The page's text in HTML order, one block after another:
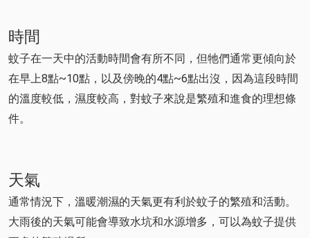
時間
蚊子在一天中的活動時間會有所不同，但牠們通常更傾向於
在早上8點~10點，以及傍晚的4點~6點出沒，因為這段時間
的溫度較低，濕度較高，對蚊子來說是繁殖和進食的理想條
件。
天氣
通常情況下，溫暖潮濕的天氣更有利於蚊子的繁殖和活動。
大雨後的天氣可能會導致水坑和水源增多，可以為蚊子提供